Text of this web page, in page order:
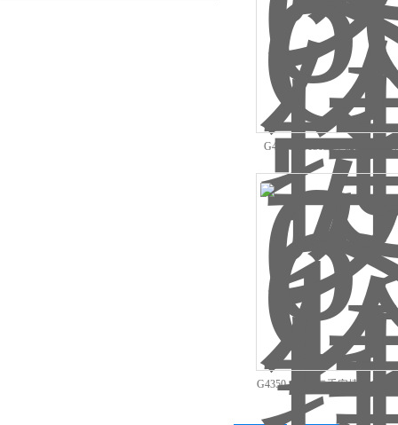
G4350-61150二手agilent安
（维修配件）现货
G4350-60535二手安捷伦
加热器线束